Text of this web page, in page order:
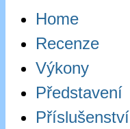
Home
Recenze
Výkony
Představení
Příslušenství